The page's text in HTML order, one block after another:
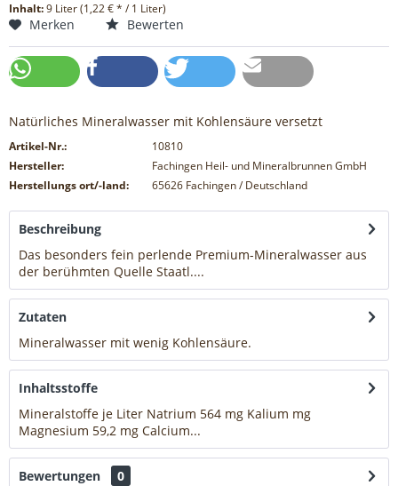
Inhalt:9 Liter (1,22 € * / 1 Liter)
Merken Bewerten
Natürliches Mineralwasser mit Kohlensäure versetzt
Artikel-Nr.:
10810
Hersteller:
Fachingen Heil- und Mineralbrunnen GmbH
Herstellungs ort/-land:
65626 Fachingen / Deutschland
Beschreibung
Das besonders fein perlende Premium-Mineralwasser aus
der berühmten Quelle Staatl....
Zutaten
Mineralwasser mit wenig Kohlensäure.
Inhaltsstoffe
Mineralstoffe je Liter Natrium 564 mg Kalium mg
Magnesium 59,2 mg Calcium...
Bewertungen
0